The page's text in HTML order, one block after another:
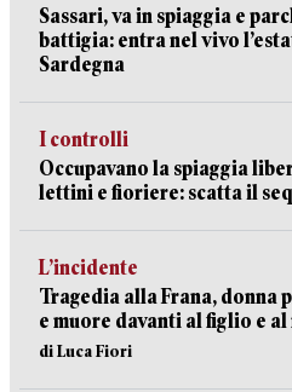
Sassari, va in spiaggia e
battigia: entra nel vivo
Sardegna
I controlli
Occupavano la spiaggia
lettini e fioriere: scatta il
L’incidente
Tragedia alla Frana, donna
e muore davanti al figlio e
di Luca Fiori